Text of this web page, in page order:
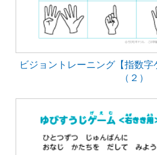
ビジョントレーニング【指数字
（２）